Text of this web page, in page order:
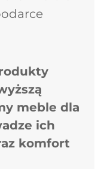
meble dla
ich
komfort